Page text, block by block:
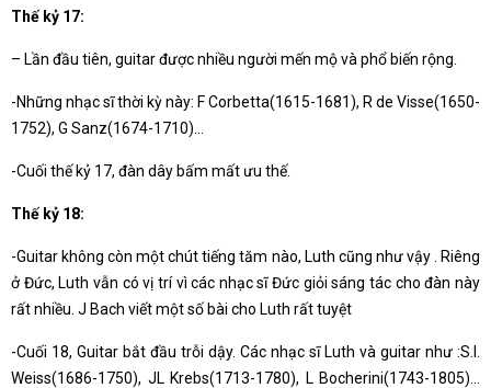
Thế kỷ 17:
– Lần đầu tiên, guitar được nhiều người mến mộ và phổ biến rộng.
-Những nhạc sĩ thời kỳ này: F Corbetta(1615-1681), R de Visse(1650-
1752), G Sanz(1674-1710)…
-Cuối thế kỷ 17, đàn dây bấm mất ưu thế.
Thế kỷ 18:
-Guitar không còn một chút tiếng tăm nào, Luth cũng như vậy . Riêng
ở Đức, Luth vẫn có vị trí vì các nhạc sĩ Đức giỏi sáng tác cho đàn này
rất nhiều. J Bach viết một số bài cho Luth rất tuyệt
-Cuối 18, Guitar bắt đầu trỗi dậy. Các nhạc sĩ Luth và guitar như :S.l.
Weiss(1686-1750), JL Krebs(1713-1780), L Bocherini(1743-1805)…